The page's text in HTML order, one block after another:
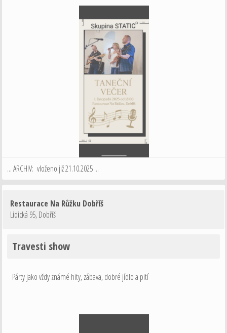
... ARCHIV: vloženo již 21.10.2025 ...
Restaurace Na Růžku Dobříš
Lidická 95,Dobříš
Travesti show
Párty jako vždy známé hity, zábava, dobré jídlo a pití